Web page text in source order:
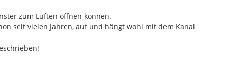
zum Lüften öffnen können.
seit vielen Jahren, auf und hängt wohl mit dem Kanal